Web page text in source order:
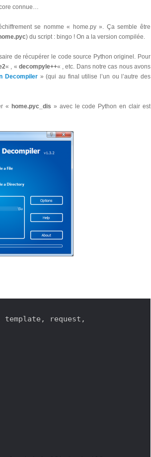
connue…
se nomme « home.py ». Ça semble être
) du script : bingo ! On a la version compilée.
de récupérer le code source Python originel. Pour
« , « decompyle++« , etc. Dans notre cas nous avons
Decompiler » (qui au final utilise l’un ou l’autre des
« home.pyc_dis » avec le code Python en clair est
request,